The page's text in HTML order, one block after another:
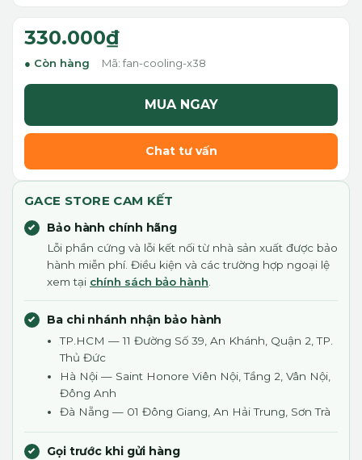
330.000₫
Còn hàng Mã: fan-cooling-x38
MUA NGAY
Chat tư vấn
GACE STORE CAM KẾT
Bảo hành chính hãng
Lỗi phần cứng và lỗi kết nối từ nhà sản xuất được bảo
hành miễn phí. Điều kiện và các trường hợp ngoại lệ
xem tại chính sách bảo hành
Ba chi nhánh nhận bảo hành
TP.HCM — 11 Đường Số 39, An Khánh, Quận 2, TP.
Thủ Đức
Hà Nội — Saint Honore Viên Nội, Tầng 2, Vân Nội,
Đông Anh
Đà Nẵng — 01 Đông Giang, An Hải Trung, Sơn Trà
Gọi trước khi gửi hàng